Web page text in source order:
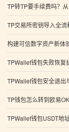
TP转TP要手续费吗？从
TP交易所密钥导入全流
构建可信数字资产新体验
TPWallet钱包失败恢复
TPWallet钱包安全退出与
TP钱包怎么转到欧易
TPWallet钱包USDT地址在